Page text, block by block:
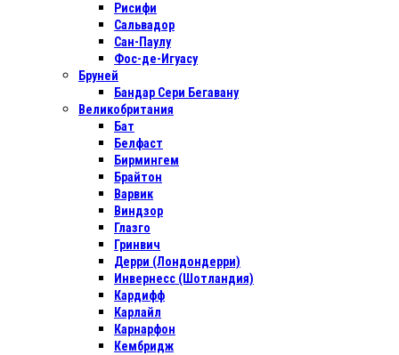
Рисифи
Сальвадор
Сан-Паулу
Фос-де-Игуасу
Бруней
Бандар Сери Бегавану
Великобритания
Бат
Белфаст
Бирмингем
Брайтон
Варвик
Виндзор
Глазго
Гринвич
Дерри (Лондондерри)
Инвернесс (Шотландия)
Кардифф
Карлайл
Карнарфон
Кембридж